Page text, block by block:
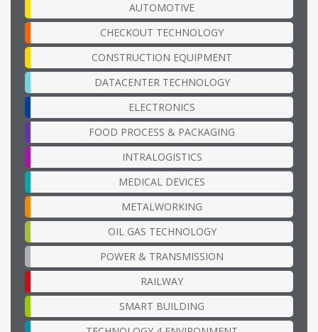
AUTOMOTIVE
CHECKOUT TECHNOLOGY
CONSTRUCTION EQUIPMENT
DATACENTER TECHNOLOGY
ELECTRONICS
FOOD PROCESS & PACKAGING
INTRALOGISTICS
MEDICAL DEVICES
METALWORKING
OIL GAS TECHNOLOGY
POWER & TRANSMISSION
RAILWAY
SMART BUILDING